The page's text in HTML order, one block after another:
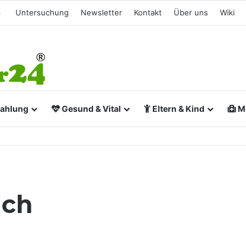
Untersuchung Newsletter Kontakt Über uns Wiki
Gesund & Vital Eltern & Kind